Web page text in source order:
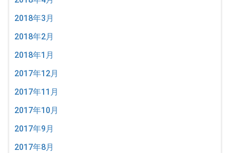
2018年3月
2018年2月
2018年1月
2017年12月
2017年11月
2017年10月
2017年9月
2017年8月